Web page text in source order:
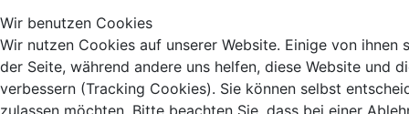
Wir benutzen Cookies
Wir nutzen Cookies auf unserer Website. Einige von ihnen
der Seite, während andere uns helfen, diese Website und
verbessern (Tracking Cookies). Sie können selbst
zulassen möchten. Bitte beachten Sie, dass bei einer